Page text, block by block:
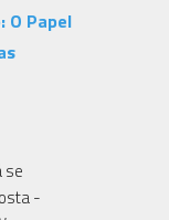
O Papel
se
-